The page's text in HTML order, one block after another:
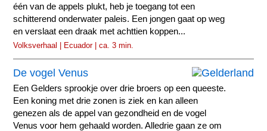
één van de appels plukt, heb je toegang tot een
schitterend onderwater paleis. Een jongen gaat op weg
en verslaat een draak met achttien koppen...
Volksverhaal | Ecuador | ca. 3 min.
De vogel Venus
Een Gelders sprookje over drie broers op een queeste.
Een koning met drie zonen is ziek en kan alleen
genezen als de appel van gezondheid en de vogel
Venus voor hem gehaald worden. Alledrie gaan ze om